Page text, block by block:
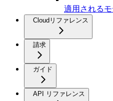
適用される
Cloudリファレンス
請求
ガイド
API リファレンス